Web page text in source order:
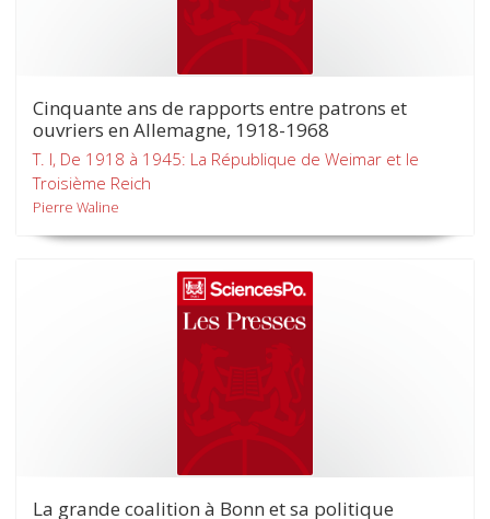
Cinquante ans de rapports entre patrons et
ouvriers en Allemagne, 1918-1968
T. I, De 1918 à 1945: La République de Weimar et le
Troisième Reich
Pierre Waline
La grande coalition à Bonn et sa politique